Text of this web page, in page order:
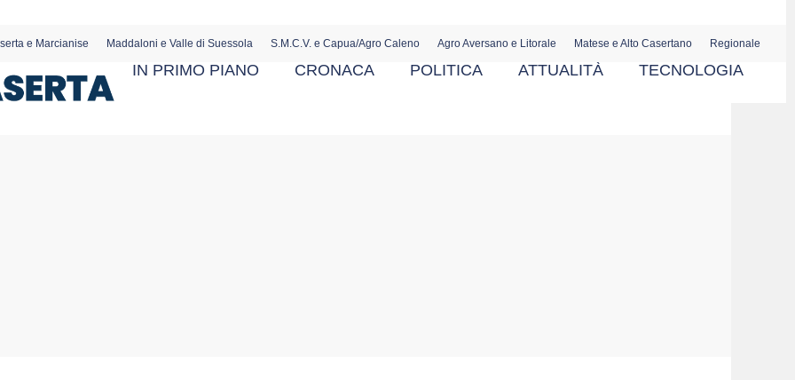
e Marcianise Maddaloni e Valle di Suessola S.M.C.V. e Capua/Agro Caleno Agro Aversano e Litorale Matese e Alto Casertano Regionale
IN PRIMO PIANO CRONACA POLITICA ATTUALITÀ TECNOLOGIA